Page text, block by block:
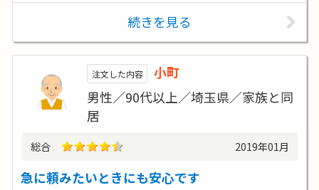
続きを見る
注文した内容
小町
男性／90代以上／埼玉県／家族と同
居
総合 2019年01月
急に頼みたいときにも安心です